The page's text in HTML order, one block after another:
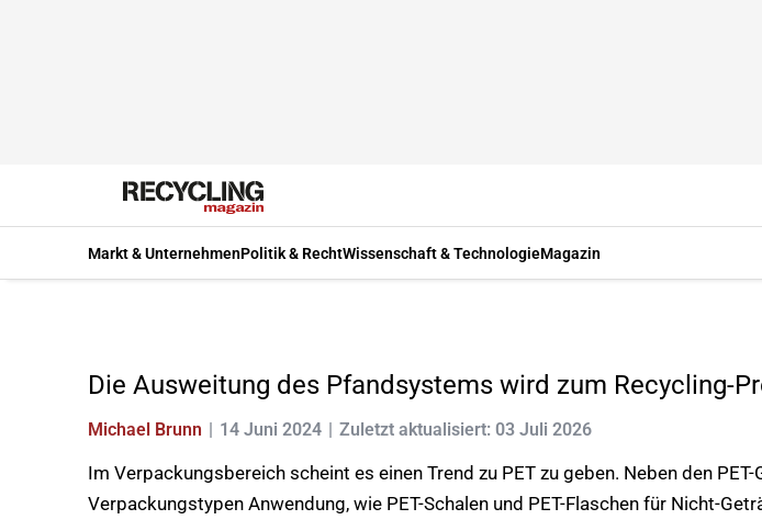
Markt & UnternehmenPolitik & RechtWissenschaft & TechnologieMagazin
Die Ausweitung des Pfandsystems wird zum Recycling-
Michael Brunn 14 Juni 2024 Zuletzt aktualisiert: 03 Juli 2026
Im Verpackungsbereich scheint es einen Trend zu PET zu geben. Neben den
Verpackungstypen Anwendung, wie PET-Schalen und PET-Flaschen für Nicht-